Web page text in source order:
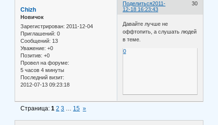
Поделиться 30
2011-
12-18 16:23:43
Chizh
Новичок
Зарегистрирован: 2011-12-04
Приглашений: 0
Сообщений: 13
Уважение: +0
Позитив: +0
Провел на форуме:
5 часов 4 минуты
Последний визит:
2012-07-13 09:23:18
Давайте лучше не
оффтопить, а слушать людей
в теме.
0
Страница:1 2 3 … 15 »